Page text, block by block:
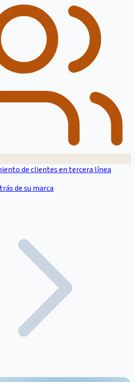
de clientes en tercera línea
de su marca